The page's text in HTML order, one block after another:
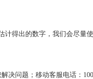
计得出的数字，我们会尽量
决问题；移动客服电话：